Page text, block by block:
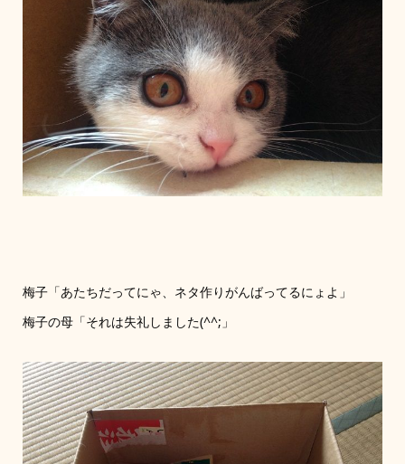
梅子「あたちだってにゃ、ネタ作りがんばってるにょよ」
梅子の母「それは失礼しました(^^;」